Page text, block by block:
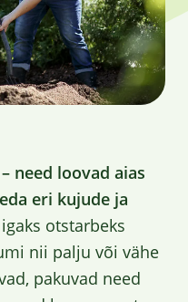
need loovad aias
eri kujude ja
otstarbeks
nii palju või vähe
pakuvad need